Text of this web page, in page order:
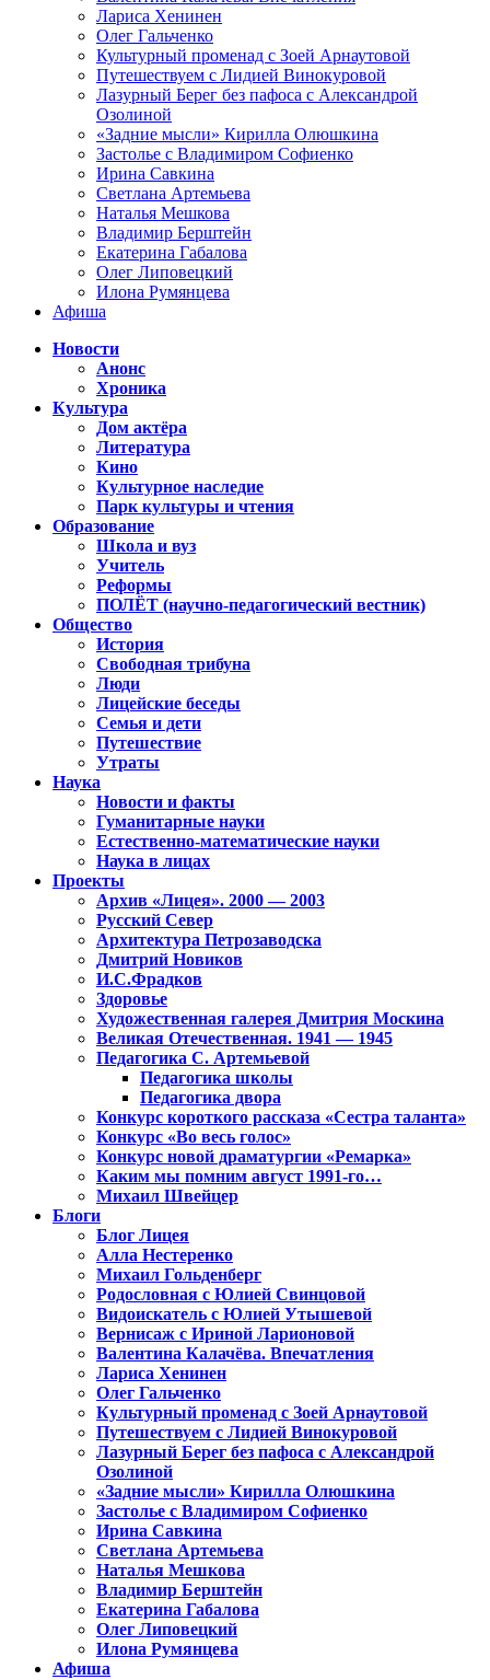
Лариса Хенинен
Олег Гальченко
Культурный променад с Зоей Арнаутовой
Путешествуем с Лидией Винокуровой
Лазурный Берег без пафоса с Александрой
Озолиной
«Задние мысли» Кирилла Олюшкина
Застолье с Владимиром Софиенко
Ирина Савкина
Светлана Артемьева
Наталья Мешкова
Владимир Берштейн
Екатерина Габалова
Олег Липовецкий
Илона Румянцева
Афиша
Новости
Анонс
Хроника
Культура
Дом актёра
Литература
Кино
Культурное наследие
Парк культуры и чтения
Образование
Школа и вуз
Учитель
Реформы
ПОЛЁТ (научно-педагогический вестник)
Общество
История
Свободная трибуна
Люди
Лицейские беседы
Семья и дети
Путешествие
Утраты
Наука
Новости и факты
Гуманитарные науки
Естественно-математические науки
Наука в лицах
Проекты
Архив «Лицея». 2000 — 2003
Русский Север
Архитектура Петрозаводска
Дмитрий Новиков
И.С.Фрадков
Здоровье
Художественная галерея Дмитрия Москина
Великая Отечественная. 1941 — 1945
Педагогика С. Артемьевой
Педагогика школы
Педагогика двора
Конкурс короткого рассказа «Сестра таланта»
Конкурс «Во весь голос»
Конкурс новой драматургии «Ремарка»
Каким мы помним август 1991-го…
Михаил Швейцер
Блоги
Блог Лицея
Алла Нестеренко
Михаил Гольденберг
Родословная с Юлией Свинцовой
Видоискатель с Юлией Утышевой
Вернисаж с Ириной Ларионовой
Валентина Калачёва. Впечатления
Лариса Хенинен
Олег Гальченко
Культурный променад с Зоей Арнаутовой
Путешествуем с Лидией Винокуровой
Лазурный Берег без пафоса с Александрой
Озолиной
«Задние мысли» Кирилла Олюшкина
Застолье с Владимиром Софиенко
Ирина Савкина
Светлана Артемьева
Наталья Мешкова
Владимир Берштейн
Екатерина Габалова
Олег Липовецкий
Илона Румянцева
Афиша